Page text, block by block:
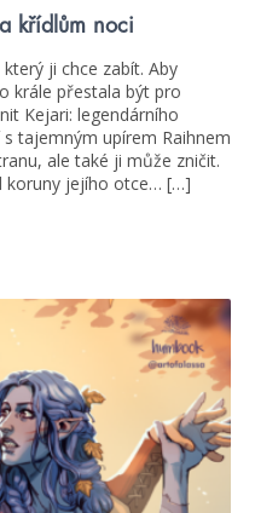
křídlům noci
ji chce zabít. Aby
krále přestala být pro
Kejari: legendárního
tajemným upírem Raihnem
ale také ji může zničit.
koruny jejího otce… […]